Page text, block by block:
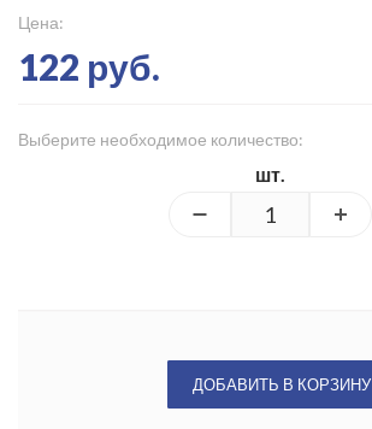
Цена:
122 руб.
Выберите необходимое количество:
шт.
ДОБАВИТЬ В КОРЗИНУ